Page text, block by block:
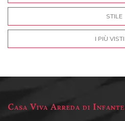
STILE
I PIÙ
Casa Viva Arreda di